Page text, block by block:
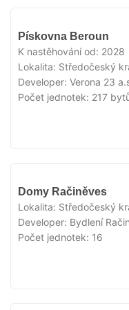
Pískovna Beroun
K nastěhování od: 2028
Lokalita: Středočeský
Developer: Verona 23
Počet jednotek: 217
Domy Račiněves
Lokalita: Středočeský
Developer: Bydlení
Počet jednotek: 16